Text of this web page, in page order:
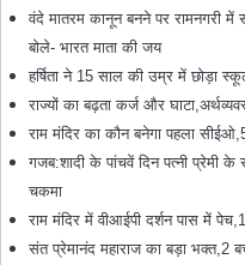
वंदे मातरम कानून बनने पर रामनगरी में
बोले- भारत माता की जय
हर्षिता ने 15 साल की उम्र में छोड़ा
राज्यों का बढ़ता कर्ज और
राम मंदिर का कौन बनेगा पहला
गजब:शादी के पांचवें दिन पत्नी प्रेमी के
चकमा
राम मंदिर में वीआईपी दर्शन पास में
संत प्रेमानंद महाराज का बड़ा भक्त,2